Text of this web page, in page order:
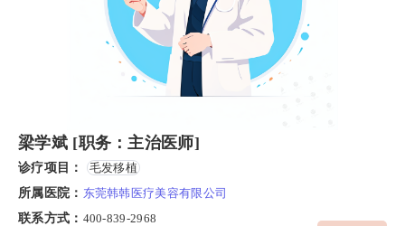
梁学斌 [职务：主治医师]
诊疗项目：
毛发移植
所属医院： 东莞韩韩医疗美容有限公司
联系方式： 400-839-2968